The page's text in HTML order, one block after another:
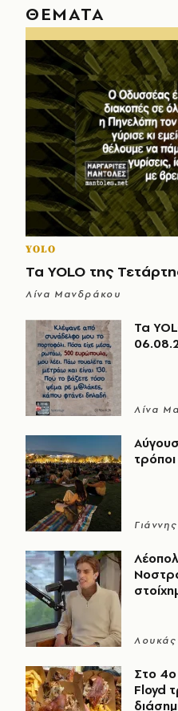
ΘΕΜΑΤΑ
YOLO
Τα YOLO της
Λίνα Μανδράκου
Τα
Λίνα
Λουκάς
Στο
Floyd